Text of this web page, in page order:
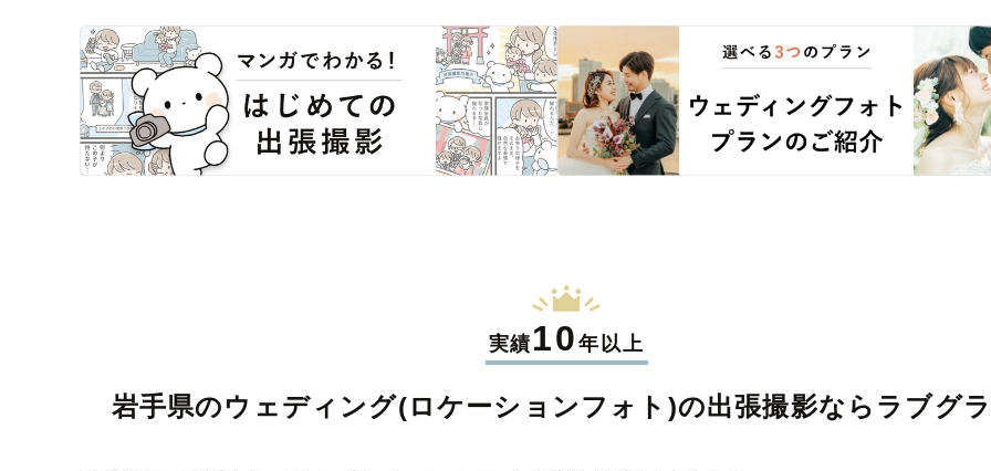
実績10年以上
岩手県のウェディング(ロケーションフォト)の出張撮影なら ラブグ